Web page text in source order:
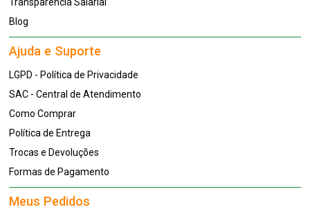
Blog
Ajuda e Suporte
LGPD - Política de Privacidade
SAC - Central de Atendimento
Como Comprar
Política de Entrega
Trocas e Devoluções
Formas de Pagamento
Meus Pedidos